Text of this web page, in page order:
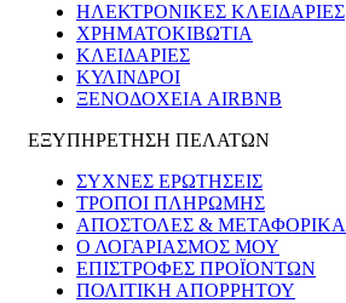
ΗΛΕΚΤΡΟΝΙΚΈΣ ΚΛΕΙΔΑΡΙΈΣ
ΧΡΗΜΑΤΟΚΙΒΏΤΙΑ
ΚΛΕΙΔΑΡΙΈΣ
ΚΎΛΙΝΔΡΟΙ
ΞΕΝΟΔΟΧΕΊΑ AIRBNB
ΕΞΥΠΗΡΕΤΗΣΗ ΠΕΛΑΤΩΝ
ΣΥΧΝΕΣ ΕΡΩΤΗΣΕΙΣ
ΤΡΟΠΟΙ ΠΛΗΡΩΜΗΣ
ΑΠΟΣΤΟΛΕΣ & ΜΕΤΑΦΟΡΙΚΑ
Ο ΛΟΓΑΡΙΑΣΜΟΣ ΜΟΥ
ΕΠΙΣΤΡΟΦΕΣ ΠΡΟΪΟΝΤΩΝ
ΠΟΛΙΤΙΚΗ ΑΠΟΡΡΗΤΟΥ